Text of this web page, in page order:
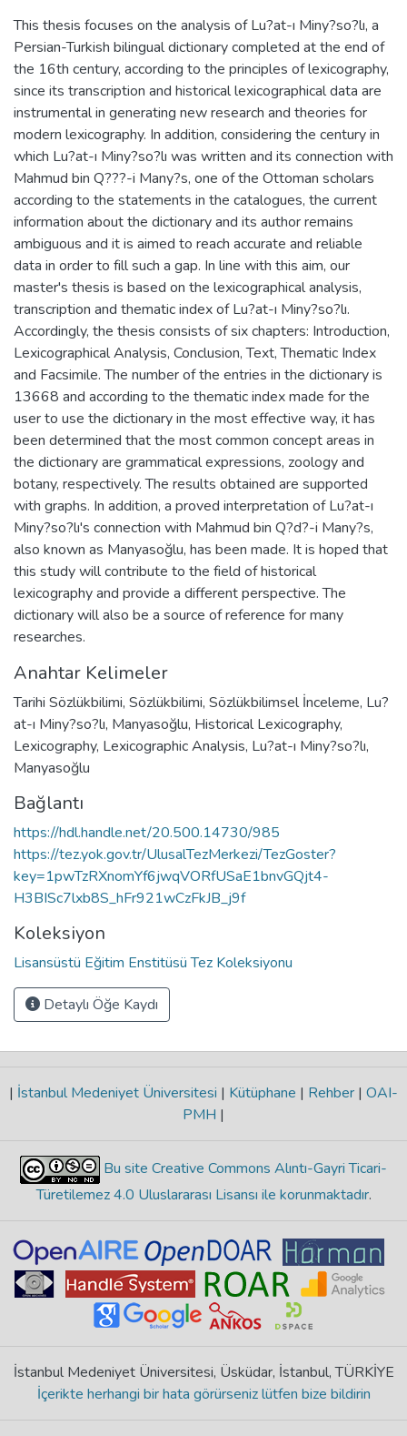
This thesis focuses on the analysis of Lu?at-ı Miny?so?lı, a
Persian-Turkish bilingual dictionary completed at the end of
the 16th century, according to the principles of lexicography,
since its transcription and historical lexicographical data are
instrumental in generating new research and theories for
modern lexicography. In addition, considering the century in
which Lu?at-ı Miny?so?lı was written and its connection with
Mahmud bin Q???-i Many?s, one of the Ottoman scholars
according to the statements in the catalogues, the current
information about the dictionary and its author remains
ambiguous and it is aimed to reach accurate and reliable
data in order to fill such a gap. In line with this aim, our
master's thesis is based on the lexicographical analysis,
transcription and thematic index of Lu?at-ı Miny?so?lı.
Accordingly, the thesis consists of six chapters: Introduction,
Lexicographical Analysis, Conclusion, Text, Thematic Index
and Facsimile. The number of the entries in the dictionary is
13668 and according to the thematic index made for the
user to use the dictionary in the most effective way, it has
been determined that the most common concept areas in
the dictionary are grammatical expressions, zoology and
botany, respectively. The results obtained are supported
with graphs. In addition, a proved interpretation of Lu?at-ı
Miny?so?lı's connection with Mahmud bin Q?d?-i Many?s,
also known as Manyasoğlu, has been made. It is hoped that
this study will contribute to the field of historical
lexicography and provide a different perspective. The
dictionary will also be a source of reference for many
researches.
Anahtar Kelimeler
Tarihi Sözlükbilimi, Sözlükbilimi, Sözlükbilimsel İnceleme, Lu?
at-ı Miny?so?lı, Manyasoğlu, Historical Lexicography,
Lexicography, Lexicographic Analysis, Lu?at-ı Miny?so?lı,
Manyasoğlu
Bağlantı
https://hdl.handle.net/20.500.14730/985
https://tez.yok.gov.tr/UlusalTezMerkezi/TezGoster?
key=1pwTzRXnomYf6jwqVORfUSaE1bnvGQjt4-
H3BISc7lxb8S_hFr921wCzFkJB_j9f
Koleksiyon
Lisansüstü Eğitim Enstitüsü Tez Koleksiyonu
Detaylı Öğe Kaydı
| İstanbul Medeniyet Üniversitesi | Kütüphane | Rehber | OAI-
PMH |
Bu site Creative Commons Alıntı-Gayri Ticari-
Türetilemez 4.0 Uluslararası Lisansı ile korunmaktadır.
İstanbul Medeniyet Üniversitesi, Üsküdar, İstanbul, TÜRKİYE
İçerikte herhangi bir hata görürseniz lütfen bize bildirin